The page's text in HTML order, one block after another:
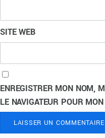
SITE WEB
ENREGISTRER MON NOM,
LE NAVIGATEUR POUR